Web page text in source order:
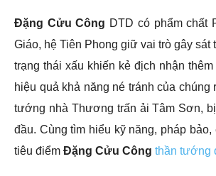
Đặng Cửu Công DTD có phẩm chất
Giáo, hệ Tiên Phong giữ vai trò gây sát
trạng thái xấu khiến kẻ địch nhận
hiệu quả khả năng né tránh của chúng
tướng nhà Thương trấn ải Tâm Sơn,
đầu. Cùng tìm hiểu kỹ năng, pháp bảo,
tiêu điểm Đặng Cửu Công thần tướng